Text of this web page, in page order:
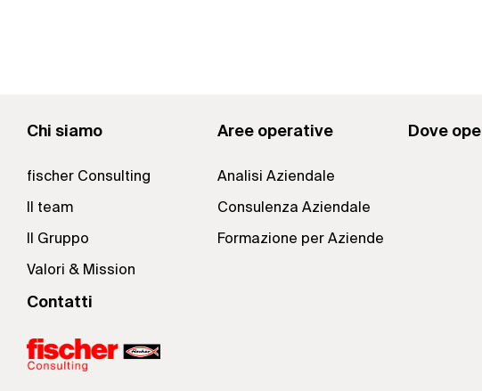
Chi siamo
fischer Consulting
Il team
Il Gruppo
Valori & Mission
Aree operative
Analisi Aziendale
Consulenza Aziendale
Formazione per Aziende
Dove
Contatti